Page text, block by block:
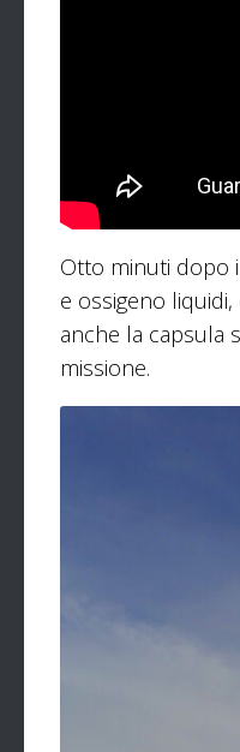
Otto minuti dopo
e ossigeno
anche la capsula
missione.